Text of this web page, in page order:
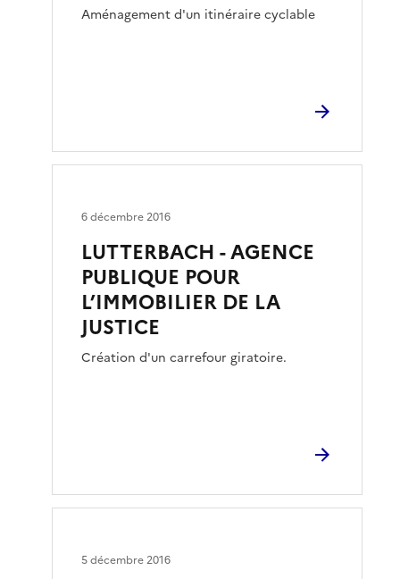
Aménagement d'un itinéraire cyclable
LUTTERBACH - AGENCE
PUBLIQUE POUR
L’IMMOBILIER DE LA
JUSTICE
Création d'un carrefour giratoire.
6 décembre 2016
5 décembre 2016